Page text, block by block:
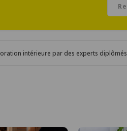
intérieure par des experts diplômés